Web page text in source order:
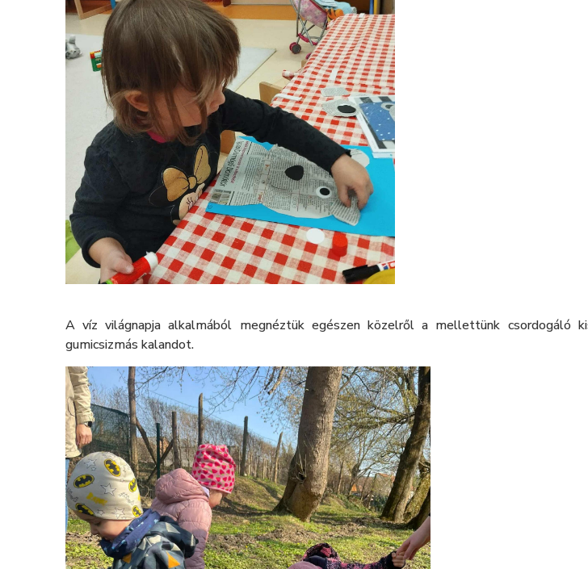
A víz világnapja alkalmából megnéztük egészen közelről a mellettünk csordogáló
gumicsizmás kalandot.